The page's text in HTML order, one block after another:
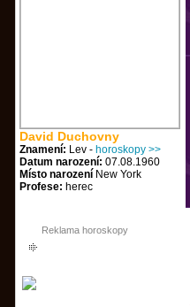
David Duchovny
Znamení: Lev - horoskopy >>
Datum narození: 07.08.1960
Místo narození New York
Profese: herec
Reklama horoskopy